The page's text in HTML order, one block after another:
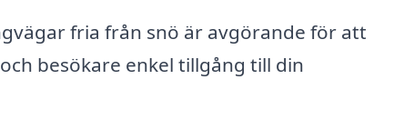
fria från snö är avgörande för att
besökare enkel tillgång till din